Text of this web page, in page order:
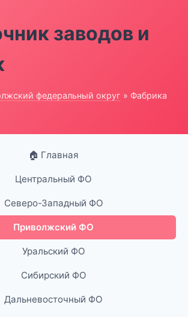
заводов и
федеральный округ » Фабрика
🏠 Главная
Центральный ФО
Северо-Западный ФО
Приволжский ФО
Уральский ФО
Сибирский ФО
Дальневосточный ФО